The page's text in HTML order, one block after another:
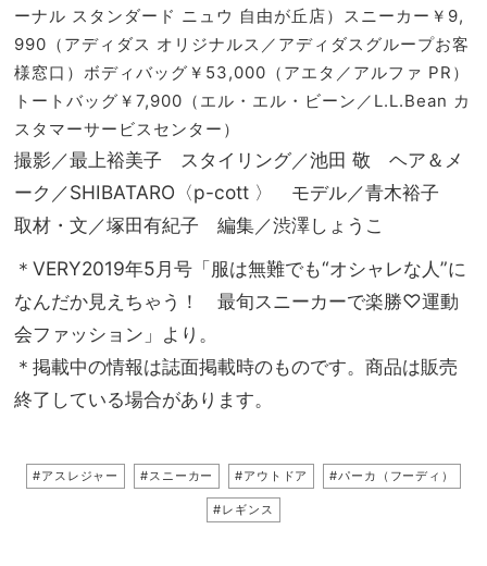
ーナル スタンダード ニュウ 自由が丘店）スニーカー￥9,
990（アディダス オリジナルス／アディダスグループお客
様窓口）ボディバッグ￥53,000（アエタ／アルファ PR）
トートバッグ￥7,900（エル・エル・ビーン／L.L.Bean カ
スタマーサービスセンター）
撮影／最上裕美子 スタイリング／池田 敬 ヘア＆メ
ーク／SHIBATARO〈p-cott 〉 モデル／青木裕子
取材・文／塚田有紀子 編集／渋澤しょうこ
＊VERY2019年5月号「服は無難でも“オシャレな人”に
なんだか見えちゃう！ 最旬スニーカーで楽勝♡運動
会ファッション」より。
＊掲載中の情報は誌面掲載時のものです。商品は販売
終了している場合があります。
#アスレジャー #スニーカー #アウトドア #パーカ（フーディ）
#レギンス